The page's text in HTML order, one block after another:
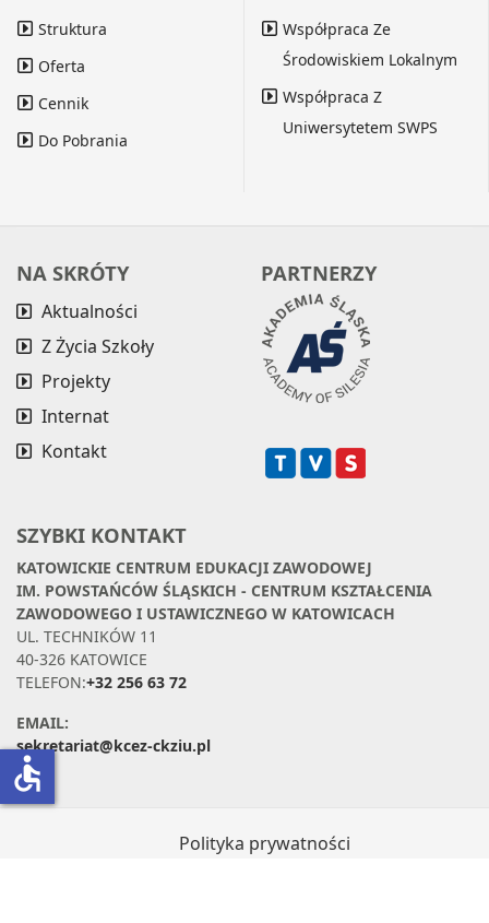
Struktura
Oferta
Cennik
Do Pobrania
Współpraca Ze
Środowiskiem Lokalnym
Współpraca Z
Uniwersytetem SWPS
NA SKRÓTY
Aktualności
Z Życia Szkoły
Projekty
Internat
Kontakt
PARTNERZY
SZYBKI KONTAKT
KATOWICKIE CENTRUM EDUKACJI ZAWODOWEJ
IM. POWSTAŃCÓW ŚLĄSKICH - CENTRUM KSZTAŁCENIA
ZAWODOWEGO I USTAWICZNEGO W KATOWICACH
UL. TECHNIKÓW 11
40-326 KATOWICE
TELEFON:+32 256 63 72
EMAIL:
sekretariat@kcez-ckziu.pl
Polityka prywatności
accessible